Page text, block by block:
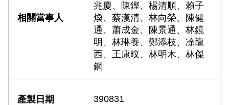
兆慶、陳鏗、楊清順、賴子
煥、蔡漢清、林向榮、陳健
通、蕭成金、陳景通、林鏡
明、林琳養、鄭添枝、凃龍
西、王康旼、林明木、林傑
鋼
390831